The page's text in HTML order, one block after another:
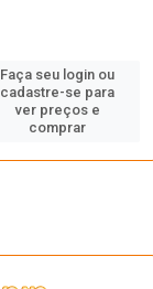
Faça seu login ou
cadastre-se para
ver preços e
comprar